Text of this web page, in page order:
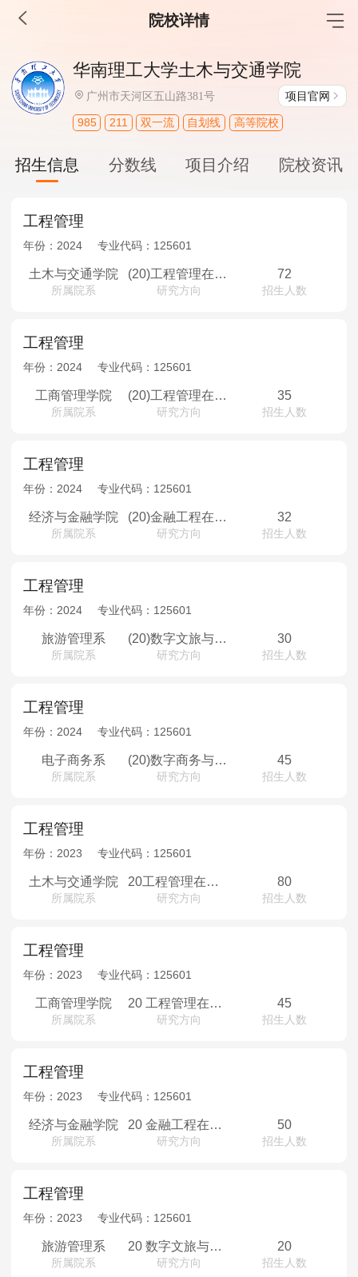
院校详情
MBA工商管理
院校库 考试报名 招生政策 学制学费
报名流程
考试真题
报考经验 招生简章
MEM工程管理
考试真题
报考经验
院校库 考试报名 招生政策
报名流程
MPAcc会计专硕
院校库 考试报名 招生政策 学制学费
报名流程
考试真题
报考经验 招生简章
MTA旅游管理
院校库 考试报名 招生政策
考试真题
报考经验 招生简章
华南理工大学土木与交通学院
广州市天河区五山路381号 项目官网
985 211 双一流 自划线 高等院校
招生信息 分数线 项目介绍 院校资讯
工程管理
年份： 2024 专业代码： 125601
土木与交通学院
所属院系
(20)工程管理在职班
研究方向
72
招生人数
工程管理
年份： 2024 专业代码： 125601
工商管理学院
所属院系
(20)工程管理在职班
研究方向
35
招生人数
工程管理
年份： 2024 专业代码： 125601
经济与金融学院
所属院系
(20)金融工程在职班
研究方向
32
招生人数
工程管理
年份： 2024 专业代码： 125601
旅游管理系
所属院系
(20)数字文旅与会展工程管理在职班
研究方向
30
招生人数
工程管理
年份： 2024 专业代码： 125601
电子商务系
所属院系
(20)数字商务与智慧供应链在职班
研究方向
45
招生人数
工程管理
年份： 2023 专业代码： 125601
土木与交通学院
所属院系
20工程管理在职班
研究方向
80
招生人数
工程管理
年份： 2023 专业代码： 125601
工商管理学院
所属院系
20 工程管理在职班
研究方向
45
招生人数
工程管理
年份： 2023 专业代码： 125601
经济与金融学院
所属院系
20 金融工程在职班
研究方向
50
招生人数
工程管理
年份： 2023 专业代码： 125601
旅游管理系
所属院系
20 数字文旅与会展工程管理在职班
研究方向
20
招生人数